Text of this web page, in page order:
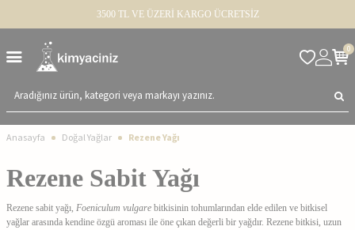
3500 TL VE ÜZERİ KARGO ÜCRETSİZ
0
Anasayfa Doğal Yağlar Rezene Yağı
Rezene Sabit Yağı
Rezene sabit yağı, Foeniculum vulgare bitkisinin tohumlarından elde edilen ve bitkisel
yağlar arasında kendine özgü aroması ile öne çıkan değerli bir yağdır. Rezene bitkisi, uzun